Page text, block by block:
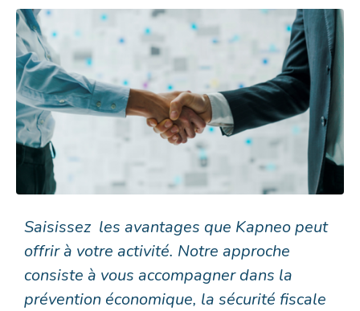
Saisissez les avantages que Kapneo peut
offrir à votre activité. Notre approche
consiste à vous accompagner dans la
prévention économique, la sécurité fiscale